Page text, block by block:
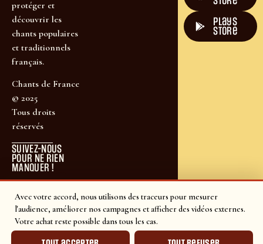
Avec votre accord, nous utilisons des traceurs pour mesurer
l'audience, améliorer nos campagnes et afficher des vidéos externes.
Votre achat reste possible dans tous les cas.
protéger et
découvrir les
chants populaires
et traditionnels
français.
Chants de France
© 2025
Tous droits
réservés
SUIVEZ-NOUS
POUR NE RIEN
MANQUER !
plays
store